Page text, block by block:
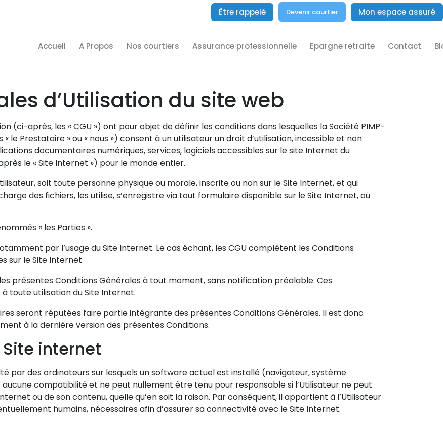
Être rappelé Devenir courtier Mon espace assuré
Accueil A Propos Nos courtiers Assurance professionnelle Epargne retraite Contact
d’Utilisation du site web
(ci-après, les « CGU ») ont pour objet de définir les conditions dans lesquelles la Société PIMP-
« le Prestataire » ou « nous ») consent à un utilisateur un droit d’utilisation, incessible et non
documentaires numériques, services, logiciels accessibles sur le site Internet du
le « Site Internet ») pour le monde entier.
soit toute personne physique ou morale, inscrite ou non sur le Site Internet, et qui
des fichiers, les utilise, s’enregistre via tout formulaire disponible sur le Site Internet, ou
« les Parties ».
par l’usage du Site Internet. Le cas échant, les CGU complètent les Conditions
sur le Site Internet.
présentes Conditions Générales à tout moment, sans notification préalable. Ces
toute utilisation du Site Internet.
seront réputées faire partie intégrante des présentes Conditions Générales. Il est donc
à la dernière version des présentes Conditions.
internet
par des ordinateurs sur lesquels un software actuel est installé (navigateur, système
compatibilité et ne peut nullement être tenu pour responsable si l’Utilisateur ne peut
ou de son contenu, quelle qu’en soit la raison. Par conséquent, il appartient à l’Utilisateur
humains, nécessaires afin d’assurer sa connectivité avec le Site Internet.